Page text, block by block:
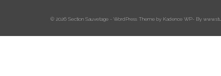
© 2026 Section Sauvetage - WordPress Theme by Kadence WP- By